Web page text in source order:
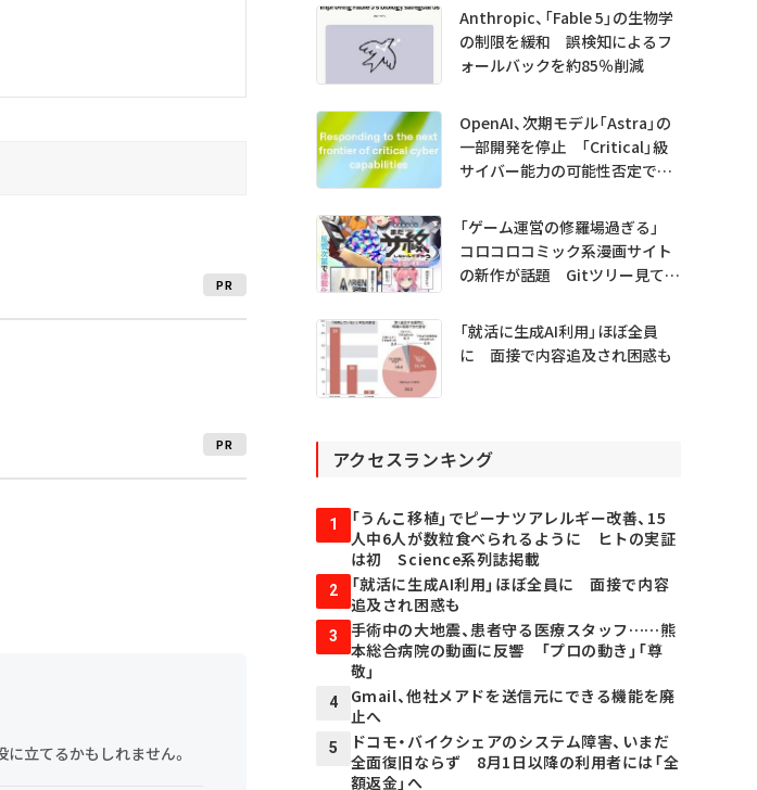
PR
PR
立てるかもしれません。
Anthropic、「Fable 5」の生物学
の制限を緩和 誤検知によるフ
ォールバックを約85％削減
OpenAI、次期モデル「Astra」の
一部開発を停止 「Critical」級
サイバー能力の可能性否定でき
「ゲーム運営の修羅場過ぎる」
コロコロコミック系漫画サイト
の新作が話題 Gitツリー見てガ
「就活に生成AI利用」ほぼ全員
に 面接で内容追及され困惑も
アクセスランキング
1
「うんこ移植」でピーナツアレルギー改善、15
人中6人が数粒食べられるように ヒトの実証
は初 Science系列誌掲載
2
「就活に生成AI利用」ほぼ全員に 面接で内容
追及され困惑も
3
手術中の大地震、患者守る医療スタッフ……熊
本総合病院の動画に反響 「プロの動き」「尊
敬」
4
Gmail、他社メアドを送信元にできる機能を廃
止へ
5
ドコモ・バイクシェアのシステム障害、いまだ
全面復旧ならず 8月1日以降の利用者には「全
額返金」へ